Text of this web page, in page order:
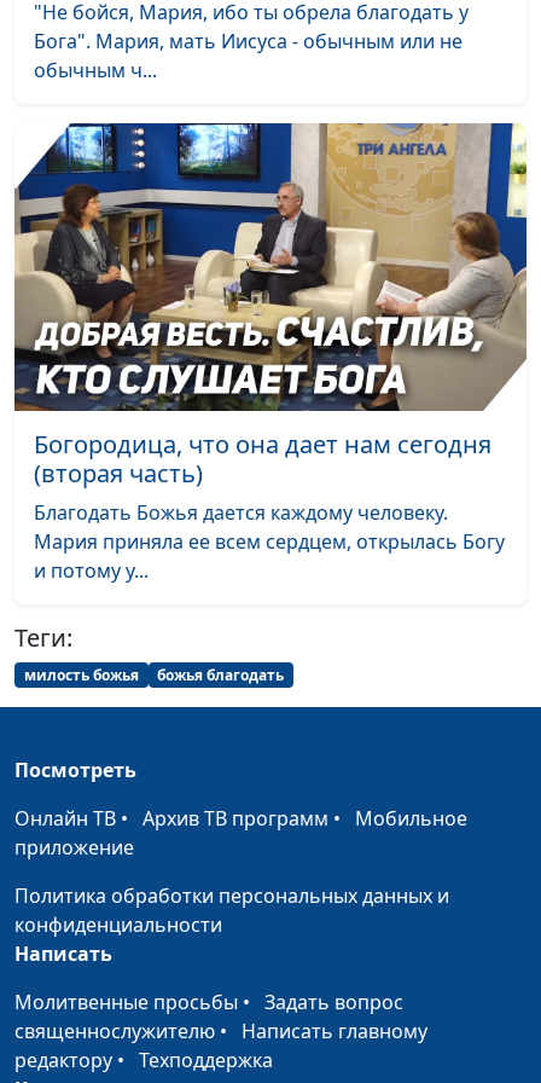
Любопытство —
хорошая черта
характера или нет?
Андрей Качалаба,
священнослужитель
священнослужитель
Уныние и депрессия:
что говорит Евангелие?
Андрей Качалаба,
священнослужитель
#18
Акцент на каждой
мелочи
Андрей Качалаба,
священнослужитель
#17
Что значит новый год
для верующих?
Андрей Качалаба,
священнослужитель
#16
Что нужно для
спасения?
священнослужитель
Почему у нас так много
проблем? Где Бог?
Андрей Качалаба,
священнослужитель
О любви на практике
О лени
Андрей Качалаба,
священнослужитель
миротворчестве
Христианин: новое имя
— новая жизнь
Андрей Качалаба,
Идеи начала и конца в
Библии
Андрей Качалаба,
крепкая семья
священнослужитель
Как простить и
"Не бойся, Мария, ибо ты обрела благодать у
Бога". Мария, мать Иисуса - обычным или не
обычным ч...
Богородица, что она дает нам сегодня
(вторая часть)
Благодать Божья дается каждому человеку.
Мария приняла ее всем сердцем, открылась Богу
и потому у...
Теги:
милость божья божья благодать
Посмотреть
Онлайн ТВ • Архив ТВ программ • Мобильное
приложение
Политика обработки персональных данных и
конфиденциальности
Написать
Молитвенные просьбы • Задать вопрос
священнослужителю • Написать главному
редактору • Техподдержка